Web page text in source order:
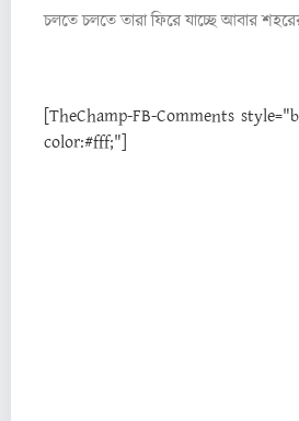
চলতে চলতে তারা ফিরে যাচ্ছে আবার
[TheChamp-FB-Comments
color:#fff;"]